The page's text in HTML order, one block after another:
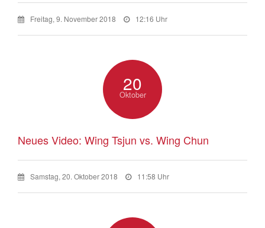
Freitag, 9. November 2018 12:16 Uhr
20
Oktober
Neues Video: Wing Tsjun vs. Wing Chun
Samstag, 20. Oktober 2018 11:58 Uhr